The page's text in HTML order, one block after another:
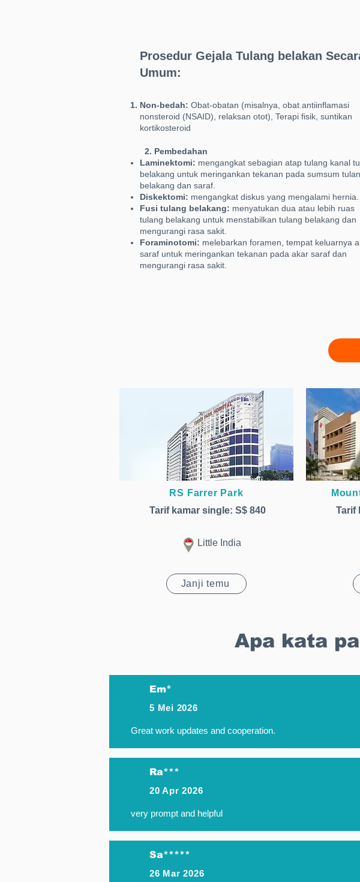
Prosedur Gejala Tulang belakan
Umum:
Non-bedah: Obat-obatan (misalnya, obat antiinflamasi
nonsteroid (NSAID), relaksan otot), Terapi fisik, suntikan
kortikosteroid
2. Pembedahan
Laminektomi: mengangkat sebagian atap tulang kanal
belakang untuk meringankan tekanan pada sumsum
belakang dan saraf.
Diskektomi: mengangkat diskus yang mengalami hernia.
Fusi tulang belakang: menyatukan dua atau lebih ruas
tulang belakang untuk menstabilkan tulang belakang dan
mengurangi rasa sakit.
Foraminotomi: melebarkan foramen, tempat keluarnya
saraf untuk meringankan tekanan pada akar saraf dan
mengurangi rasa sakit.
RS Farrer Park
Tarif kamar single: S$ 840
Tarif
Little India
Janji temu
Apa kata
Em*
5 Mei 2026
Great work updates and cooperation.
Ra***
20 Apr 2026
very prompt and helpful
Sa*****
26 Mar 2026